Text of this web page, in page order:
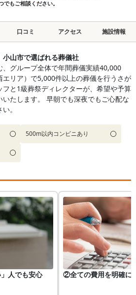
でもご相談ください。
口コミ アクセス 施設情報
小山市で選ばれる葬儀社
グループ全体で年間葬儀実績40,000
リア）で5,000件以上の葬儀を行うさが
と1級葬祭ディレクターが、希望や予算
たします。 早朝でも深夜でもご心配な
。
500m以内コンビニあり
人でも安心 ②全ての費用を明確に